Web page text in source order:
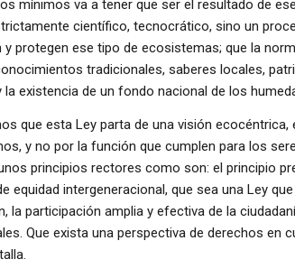
mínimos va a tener que ser el resultado de
científico, tecnocrático, sino un
y protegen ese tipo de ecosistemas; que la
tradicionales, saberes locales,
existencia de un fondo nacional de los
que esta Ley parta de una visión
y no por la función que cumplen para los
principios rectores como son: el principio
equidad intergeneracional, que sea una Ley
la participación amplia y efectiva de la
Que exista una perspectiva de derechos en